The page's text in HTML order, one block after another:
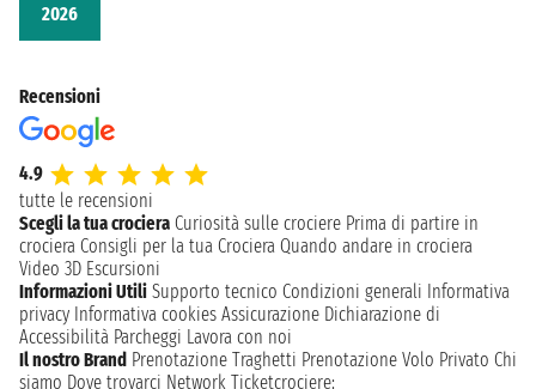
2026
Recensioni
4.9
tutte le recensioni
Scegli la tua crociera Curiosità sulle crociere Prima di partire in
crociera Consigli per la tua Crociera Quando andare in crociera
Video 3D Escursioni
Informazioni Utili Supporto tecnico Condizioni generali Informativa
privacy Informativa cookies Assicurazione Dichiarazione di
Accessibilità Parcheggi Lavora con noi
Il nostro Brand Prenotazione Traghetti Prenotazione Volo Privato Chi
siamo Dove trovarci Network Ticketcrociere: